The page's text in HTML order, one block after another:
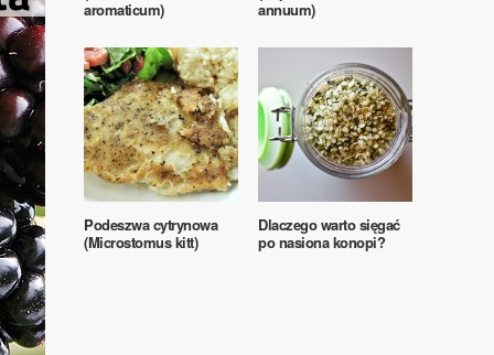
aromaticum)
annuum)
Podeszwa cytrynowa
(Microstomus kitt)
Dlaczego warto sięgać
po nasiona konopi?